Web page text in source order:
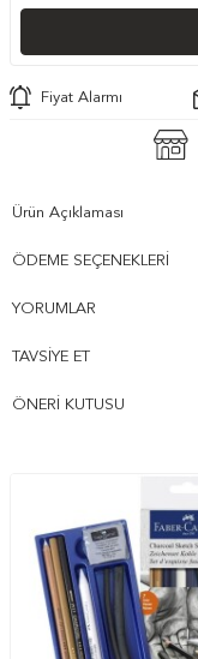
Fiyat Alarmı
Ürün Açıklaması
ÖDEME SEÇENEKLERI
YORUMLAR
TAVSIYE ET
ÖNERI KUTUSU